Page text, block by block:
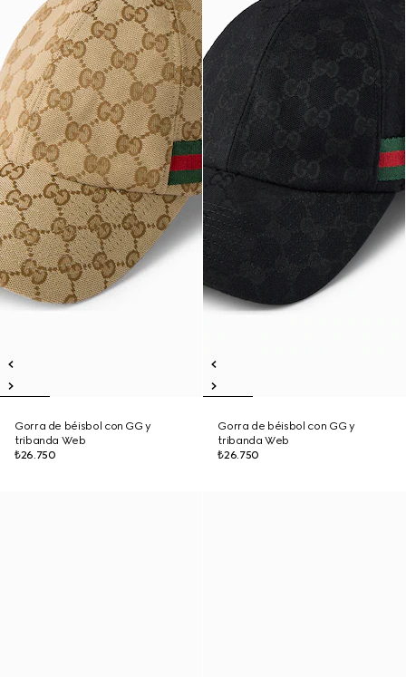
Gorra de béisbol con GG y
tribanda Web
₺26.750
Gorra de béisbol con GG y
tribanda Web
₺26.750